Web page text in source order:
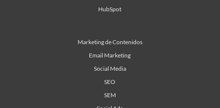
HubSpot
Marketing de Contenidos
Email Marketing
Social Media
SEO
SEM